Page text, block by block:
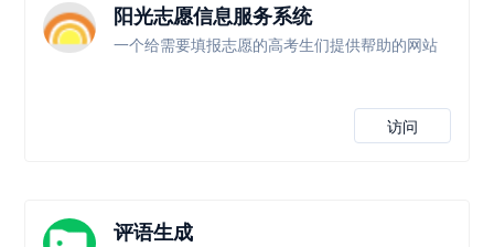
阳光志愿信息服务系统
一个给需要填报志愿的高考生们提供帮助的网站
访问
评语生成